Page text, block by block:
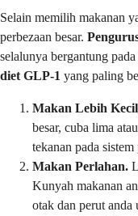
Selain memilih makanan
perbezaan besar.
selalunya bergantung
diet GLP-1 yang paling
Makan Lebih
besar, cuba lima
tekanan pada
Makan Perlahan.
Kunyah makanan
otak dan perut anda